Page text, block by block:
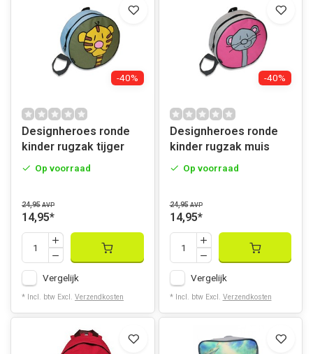
-40%
Designheroes ronde
kinder rugzak tijger
Op voorraad
24,95 AVP
14,95*
Vergelijk
* Incl. btw Excl. Verzendkosten
-40%
Designheroes ronde
kinder rugzak muis
Op voorraad
24,95 AVP
14,95*
Vergelijk
* Incl. btw Excl. Verzendkosten